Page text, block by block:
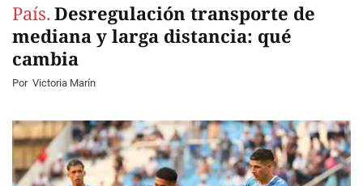
País. Desregulación transporte de
mediana y larga distancia: qué
cambia
Por Victoria Marín